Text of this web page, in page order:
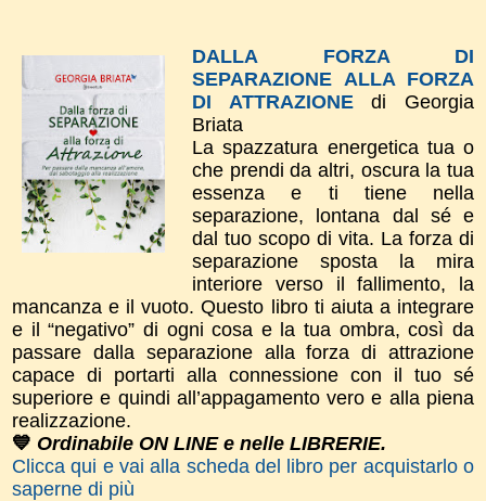
DALLA FORZA DI
SEPARAZIONE ALLA FORZA
DI ATTRAZIONE
di Georgia
Briata
La spazzatura energetica tua o
che prendi da altri, oscura la tua
essenza e ti tiene nella
separazione, lontana dal sé e
dal tuo scopo di vita. La forza di
separazione sposta la mira
interiore verso il fallimento, la
mancanza e il vuoto. Questo libro ti aiuta a integrare
e il “negativo” di ogni cosa e la tua ombra, così da
passare dalla separazione alla forza di attrazione
capace di portarti alla connessione con il tuo sé
superiore e quindi all’appagamento vero e alla piena
realizzazione.
💙 Ordinabile ON LINE e nelle LIBRERIE.
Clicca qui e vai alla scheda del libro per acquistarlo o
saperne di più